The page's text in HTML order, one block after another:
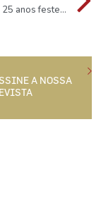
Quanta Terra: 25 anos festejados em grande
A NOSSA